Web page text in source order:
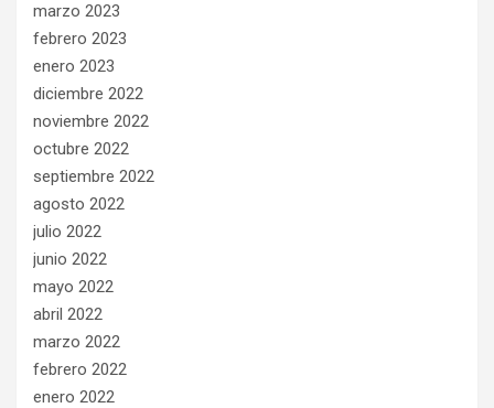
marzo 2023
febrero 2023
enero 2023
diciembre 2022
noviembre 2022
octubre 2022
septiembre 2022
agosto 2022
julio 2022
junio 2022
mayo 2022
abril 2022
marzo 2022
febrero 2022
enero 2022